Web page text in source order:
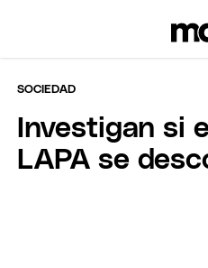
SOCIEDAD
Investigan si
LAPA se